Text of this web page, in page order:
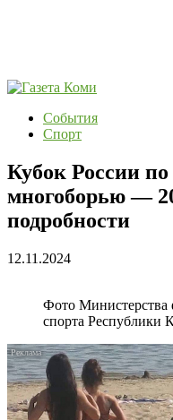
События
Спорт
Кубок России
многоборью —
подробности
12.11.2024
Фото Министерства
спорта Республики